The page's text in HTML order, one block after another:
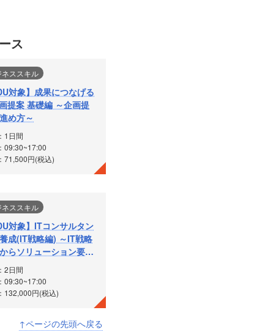
ス
ネススキル
対象】成果につなげる
提案 基礎編 ～企画提
め方～
1日間
09:30~17:00
71,500円(税込)
ネススキル
対象】ITコンサルタン
成(IT戦略編) ～IT戦略
らソリューション要求
で～
2日間
09:30~17:00
132,000円(税込)
↑ページの先頭へ戻る